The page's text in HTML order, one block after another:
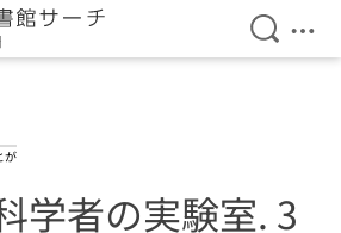
検索を
メ
が
学者の実験室. 3